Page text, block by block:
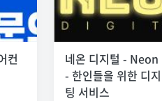
컨
네온 디지털 -
- 한인들을 위한 디
팅 서비스